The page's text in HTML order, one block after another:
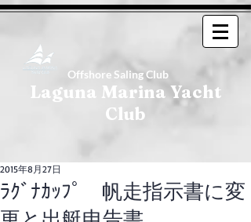
Offshore Saling Club
Laguna Marina Yacht
Club
ﾗｸﾞﾅｶｯﾌﾟ 帆走指示書に変
2015年8月27日